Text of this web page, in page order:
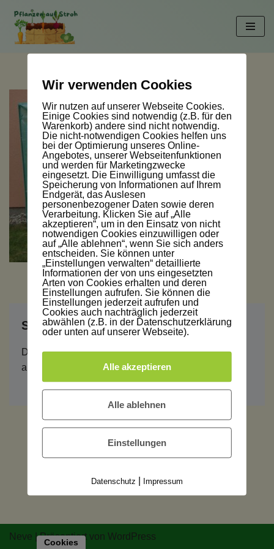
Zum
Schreibe einen Kommentar
Du musstangemeldetsein, um einen Kommentar
abzugeben.
Neve | Präsentiert von WordPress
Cookies
Wir verwenden Cookies
Wir nutzen auf unserer Webseite Cookies.
Einige Cookies sind notwendig (z.B. für den
Warenkorb) andere sind nicht notwendig.
Die nicht-notwendigen Cookies helfen uns
bei der Optimierung unseres Online-
Angebotes, unserer Webseitenfunktionen
und werden für Marketingzwecke
eingesetzt. Die Einwilligung umfasst die
Speicherung von Informationen auf Ihrem
Endgerät, das Auslesen
personenbezogener Daten sowie deren
Verarbeitung. Klicken Sie auf „Alle
akzeptieren“, um in den Einsatz von nicht
notwendigen Cookies einzuwilligen oder
auf „Alle ablehnen“, wenn Sie sich anders
entscheiden. Sie können unter
„Einstellungen verwalten“ detaillierte
Informationen der von uns eingesetzten
Arten von Cookies erhalten und deren
Einstellungen aufrufen. Sie können die
Einstellungen jederzeit aufrufen und
Cookies auch nachträglich jederzeit
abwählen (z.B. in der Datenschutzerklärung
oder unten auf unserer Webseite).
Alle akzeptieren
Alle ablehnen
Einstellungen
Datenschutz Impressum